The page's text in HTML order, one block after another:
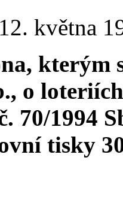
května
kterým
o
70/1994
tisky